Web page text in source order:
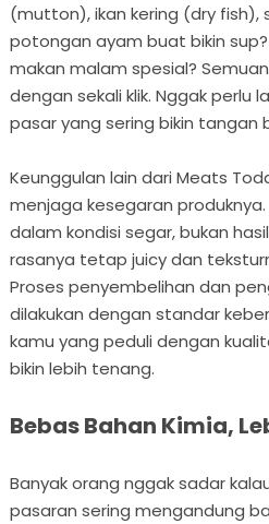
(mutton), ikan kering (dry fish),
potongan ayam buat bikin
makan malam spesial?
dengan sekali klik. Nggak perlu
pasar yang sering bikin tangan
Keunggulan lain dari Meats
menjaga kesegaran
dalam kondisi segar, bukan
rasanya tetap juicy dan
Proses penyembelihan dan
dilakukan dengan standar
kamu yang peduli dengan
bikin lebih tenang.
Bebas Bahan Kimia,
Banyak orang nggak sadar
pasaran sering mengandung